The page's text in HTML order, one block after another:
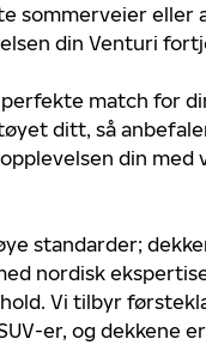
sommerveier eller
din Venturi
match for
ditt, så
din med
standarder;
nordisk
Vi tilbyr
er, og dekkene